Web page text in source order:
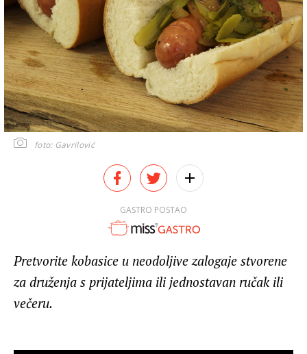
foto: Gavrilović
GASTRO POSTAO
Pretvorite kobasice u neodoljive zalogaje stvorene
za druženja s prijateljima ili jednostavan ručak ili
večeru.